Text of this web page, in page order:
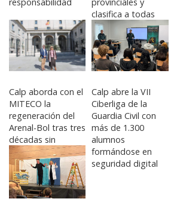
clasifica a todas
sus gimnastas
para la fase
autonómica
Calp aborda con el
MITECO la
regeneración del
Arenal-Bol tras tres
décadas sin
actuación integral
Calp abre la VII
Ciberliga de la
Guardia Civil con
más de 1.300
alumnos
formándose en
seguridad digital